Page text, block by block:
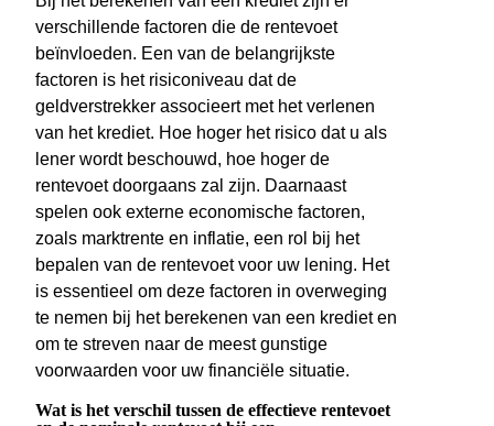
verschillende factoren die de rentevoet
beïnvloeden. Een van de belangrijkste
factoren is het risiconiveau dat de
geldverstrekker associeert met het verlenen
van het krediet. Hoe hoger het risico dat u als
lener wordt beschouwd, hoe hoger de
rentevoet doorgaans zal zijn. Daarnaast
spelen ook externe economische factoren,
zoals marktrente en inflatie, een rol bij het
bepalen van de rentevoet voor uw lening. Het
is essentieel om deze factoren in overweging
te nemen bij het berekenen van een krediet en
om te streven naar de meest gunstige
voorwaarden voor uw financiële situatie.
Wat is het verschil tussen de effectieve rentevoet